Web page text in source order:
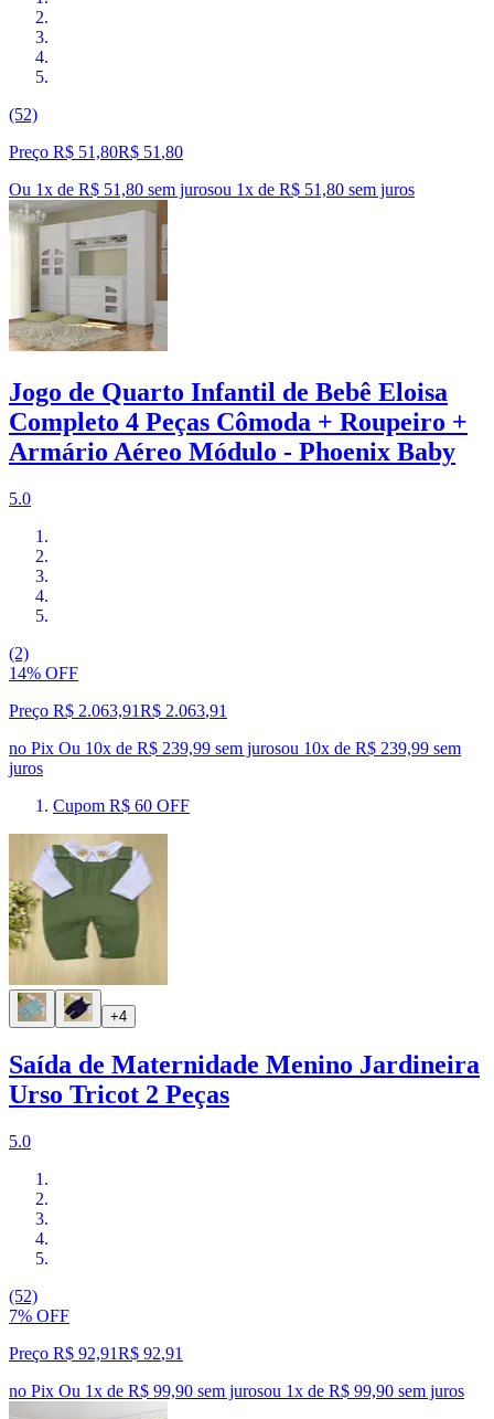
(52)
Preço R$ 51,80R$ 51 ,80
Ou 1x de R$ 51,80 sem jurosou 1x de R$ 51,80 sem juros
Jogo de Quarto Infantil de Bebê Eloisa
Completo 4 Peças Cômoda + Roupeiro +
Armário Aéreo Módulo - Phoenix Baby
5.0
(2)
14% OFF
Preço R$ 2.063,91R$ 2.063,91
no Pix Ou 10x de R$ 239,99 sem jurosou 10x de R$ 239,99 sem
juros
Cupom R$ 60 OFF
+4
Saída de Maternidade Menino Jardineira
Urso Tricot 2 Peças
5.0
(52)
7% OFF
Preço R$ 92,91R$ 92,91
no Pix Ou 1x de R$ 99,90 sem jurosou 1x de R$ 99,90 sem juros